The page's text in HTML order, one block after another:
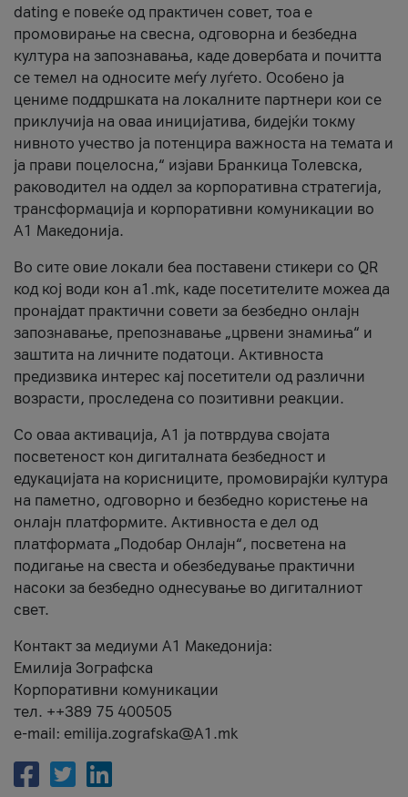
dating е повеќе од практичен совет, тоа е
промовирање на свесна, одговорна и безбедна
култура на запознавања, каде довербата и почитта
се темел на односите меѓу луѓето. Особено ја
цениме поддршката на локалните партнери кои се
приклучија на оваа иницијатива, бидејќи токму
нивното учество ја потенцира важноста на темата и
ја прави поцелосна,“ изјави Бранкица Толевска,
раководител на оддел за корпоративна стратегија,
трансформација и корпоративни комуникации во
А1 Македонија.
Во сите овие локали беа поставени стикери со QR
код кој води кон a1.mk, каде посетителите можеа да
пронајдат практични совети за безбедно онлајн
запознавање, препознавање „црвени знамиња“ и
заштита на личните податоци. Активноста
предизвика интерес кај посетители од различни
возрасти, проследена со позитивни реакции.
Со оваа активација, А1 ја потврдува својата
посветеност кон дигиталната безбедност и
едукацијата на корисниците, промовирајќи култура
на паметно, одговорно и безбедно користење на
онлајн платформите. Активноста е дел од
платформата „Подобар Онлајн“, посветена на
подигање на свеста и обезбедување практични
насоки за безбедно однесување во дигиталниот
свет.
Контакт за медиуми А1 Македонија:
Емилија Зографска
Корпоративни комуникации
тел. ++389 75 400505
e-mail: emilija.zografska@A1.mk